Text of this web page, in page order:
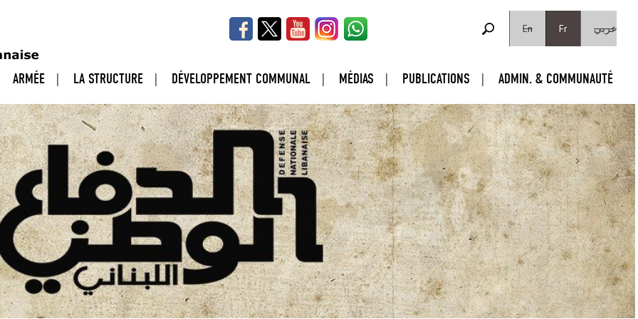
En
Fr عربي FORMULAIRE DE RECHERCHE
ARMÉE LA STRUCTURE DÉVELOPPEMENT COMMUNAL MÉDIAS PUBLICATIONS ADMIN. & COMMUNAUTÉ